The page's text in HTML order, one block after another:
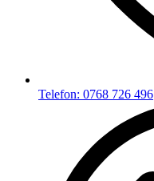
Telefon: 0768 726 496